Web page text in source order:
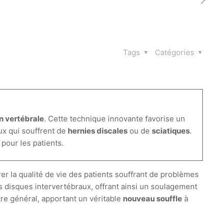
Catégories
Tags
vertébrale. Cette technique innovante favorise un
qui souffrent de hernies discales ou desciatiques.
les patients.
la qualité de vie des patients souffrant de problèmes
intervertébraux, offrant ainsi un soulagement
général, apportant un véritable nouveau souffle à